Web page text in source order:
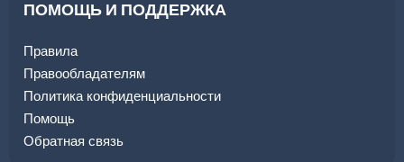
ПОМОЩЬ И ПОДДЕРЖКА
Правила
Правообладателям
Политика конфиденциальности
Помощь
Обратная связь